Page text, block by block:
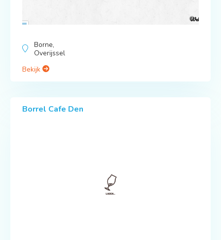
Borne,
Overijssel
Bekijk
Borrel Cafe Den